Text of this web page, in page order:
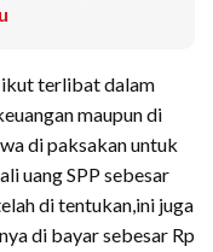
terlibat dalam
maupun di
di paksakan untuk
uang SPP sebesar
di tentukan,ini juga
di bayar sebesar Rp